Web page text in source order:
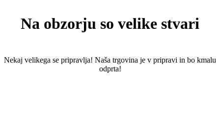
Na obzorju so velike stvari
Nekaj ​​velikega se pripravlja! Naša trgovina je v pripravi in ​​bo kmalu
odprta!